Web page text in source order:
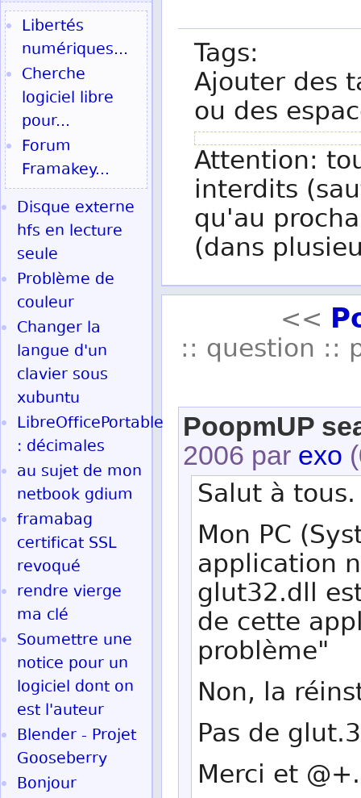
Tags:
Ajouter des
ou des
Attention:
interdits
qu'au
(dans
<<
:: question ::
PoopmUP
2006 par exo
Salut à tous.
Mon PC
application
glut32.dll
de cette
problème"
Non, la
Pas de
Merci et
Libertés
numériques...
Cherche
logiciel libre
pour...
Forum
Framakey...
Disque externe
hfs en lecture
seule
Problème de
couleur
Changer la
langue d'un
clavier sous
xubuntu
LibreOfficePortable
: décimales
au sujet de mon
netbook gdium
framabag
certificat SSL
revoqué
rendre vierge
ma clé
Soumettre une
notice pour un
logiciel dont on
est l'auteur
Blender - Projet
Gooseberry
Bonjour